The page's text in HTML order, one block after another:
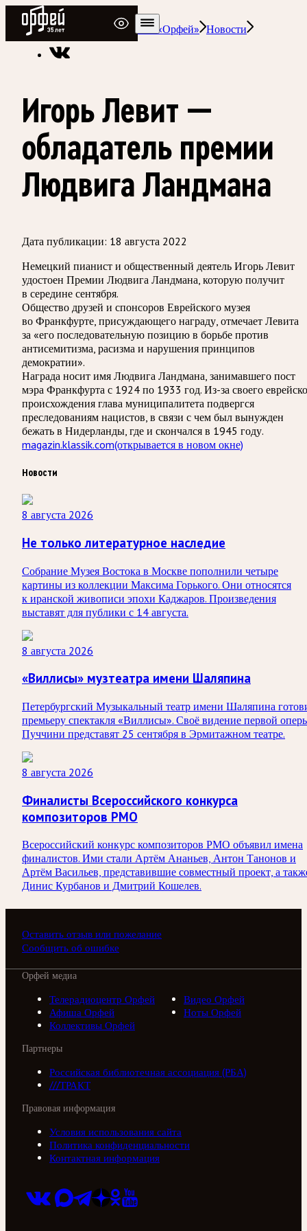
Радио Орфей
Радио классической музыки «Орфей» Новости
Игорь Левит —
обладатель премии
Людвига Ландмана
Дата публикации: 18 августа 2022
Немецкий пианист и общественный деятель Игорь Левит
удостоен Премии Людвига Ландмана, которую получит
в середине сентября.
Общество друзей и спонсоров Еврейского музея
во Франкфурте, присуждающего награду, отмечает Левита
за «его последовательную позицию в борьбе против
антисемитизма, расизма и нарушения принципов
демократии».
Награда носит имя Людвига Ландмана, занимавшего пост
мэра Франкфурта с 1924 по 1933 год. Из-за своего
происхождения глава муниципалитета подвергся
преследованиям нацистов, в связи с чем был вынужден
бежать в Нидерланды, где и скончался в 1945 году.
magazin.klassik.com(открывается в новом окне)
Новости
8 августа 2026
Не только литературное наследие
Собрание Музея Востока в Москве пополнили четыре
картины из коллекции Максима Горького. Они относятся
к иранской живописи эпохи Каджаров. Произведения
выставят для публики с 14 августа.
8 августа 2026
«Виллисы» музтеатра имени Шаляпина
Петербургский Музыкальный театр имени Шаляпина
премьеру спектакля «Виллисы». Своё видение первой
Пуччини представят 25 сентября в Эрмитажном театре.
8 августа 2026
Финалисты Всероссийского конкурса
композиторов РМО
Всероссийский конкурс композиторов РМО объявил имена
финалистов. Ими стали Артём Ананьев, Антон Танонов и
Артём Васильев, представившие совместный проект, а
Динис Курбанов и Дмитрий Кошелев.
Оставить отзыв или пожелание
Сообщить об ошибке
Орфей медиа
Телерадиоцентр Орфей
Видео Орфей
Афиша Орфей
Ноты Орфей
Коллективы Орфей
Партнеры
Российская библиотечная ассоциация (РБА)
///ТРАКТ
Правовая информация
Условия использования сайта
Политика конфиденциальности
Контактная информация